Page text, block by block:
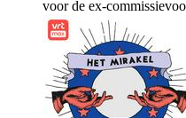
voor de ex-